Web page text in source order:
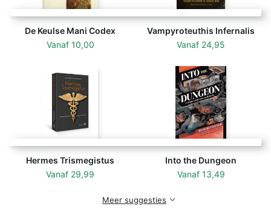
Hermeticum" a suscité un engouement sans précédent
dans les milieux intellectuels et artistiques européens.
Considéré comme l'expression d'une prisca theologia,
une théologie primordiale révélée par Dieu aux
hommes, il a nourri les spéculations des alchimistes,
des kabbalistes et des philosophes en quête de la
connaissance ultime. Oscillant entre christianisme et
paganisme, l'hermétisme a offert une voie médiane
pour concilier foi et raison, tradition et innovation. Son
influence s'est fait sentir dans des domaines aussi
variés que la littérature, l'art, la magie ou les sciences
occultes, de Giordano Bruno à Isaac Newton. Que
philosophie hellénistique ou curieux d'histoire des
De Keulse Mani Codex
Vanaf 10,00
Vampyroteuthis Infernalis
Vanaf 24,95
Hermes Trismegistus
Vanaf 29,99
Into the Dungeon
Vanaf 13,49
Meer suggesties